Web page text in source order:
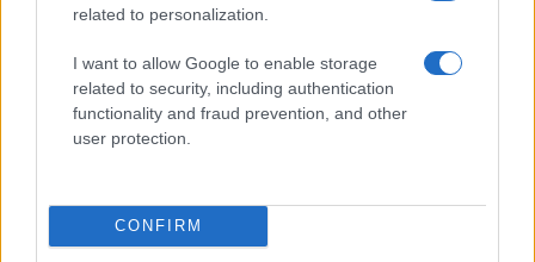
related to personalization.
I want to allow Google to enable storage
related to security, including authentication
functionality and fraud prevention, and other
user protection.
CONFIRM
Η ΣΤΗΛΗ ΜΑΣ